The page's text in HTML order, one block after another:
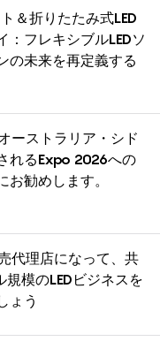
実現します。クレーン
スは不要です。レンタ
業イベント、礼拝など
です。5～8年の保証付
ト＆折りたたみ式LED
：フレキシブルLEDソ
の未来を再定義する
オーストラリア・シド
れるExpo 2026への
お勧めします。
売代理店になって、共
模のLEDビジネスを
ょう